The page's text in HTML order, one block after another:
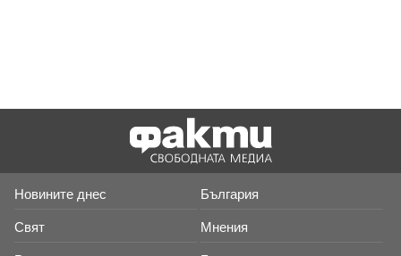
Новините днес България
Свят Мнения